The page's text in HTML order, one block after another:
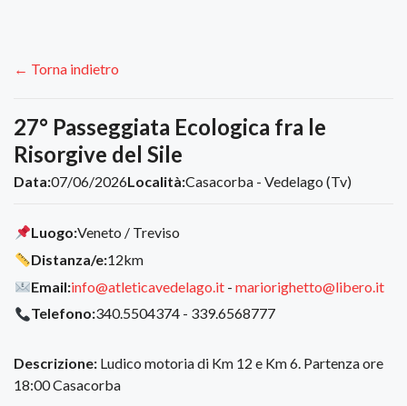
← Torna indietro
27° Passeggiata Ecologica fra le
Risorgive del Sile
Data:07/06/2026Località:Casacorba - Vedelago (Tv)
Luogo:Veneto / Treviso
Distanza/e:12km
Email:info@atleticavedelago.it -mariorighetto@libero.it
Telefono:340.5504374 - 339.6568777
Descrizione: Ludico motoria di Km 12 e Km 6. Partenza ore
18:00 Casacorba